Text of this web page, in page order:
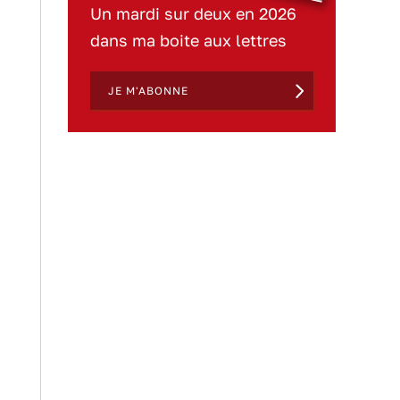
Un mardi sur deux en 2026
dans ma boite aux lettres
JE M'ABONNE